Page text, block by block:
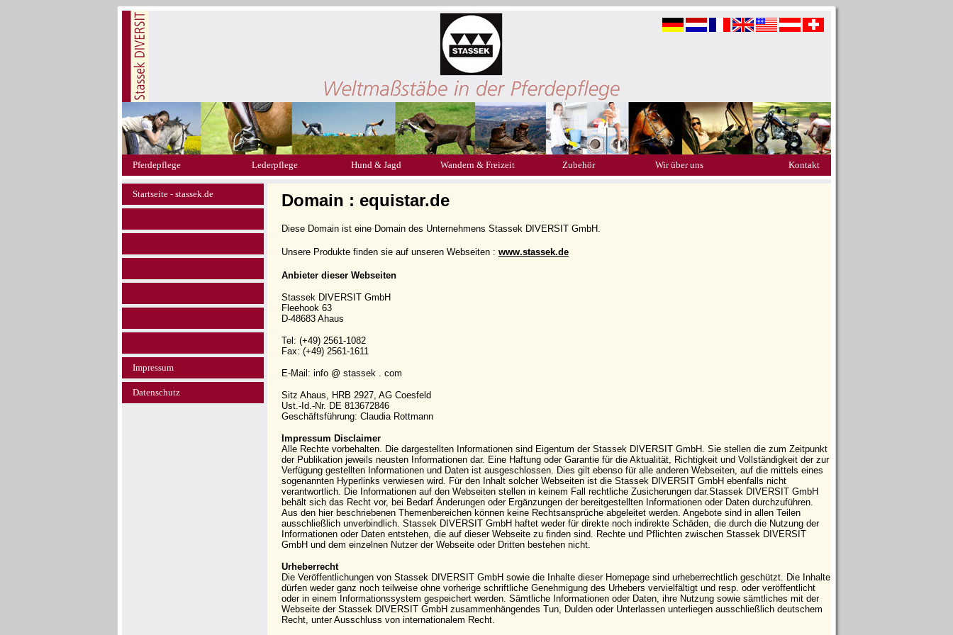
Pferdepflege Lederpflege Hund & Jagd Wandern & Freizeit Zubehör Wir über uns Kontakt
Startseite - stassek.de
Impressum
Datenschutz
Domain : equistar.de
Diese Domain ist eine Domain des Unternehmens Stassek DIVERSIT GmbH.
Unsere Produkte finden sie auf unseren Webseiten : www.stassek.de
Anbieter dieser Webseiten
Stassek DIVERSIT GmbH
Fleehook 63
D-48683 Ahaus
Tel: (+49) 2561-1082
Fax: (+49) 2561-1611
E-Mail: info @ stassek . com
Sitz Ahaus, HRB 2927, AG Coesfeld
Ust.-Id.-Nr. DE 813672846
Geschäftsführung: Claudia Rottmann
Impressum Disclaimer
Alle Rechte vorbehalten. Die dargestellten Informationen sind Eigentum der Stassek DIVERSIT GmbH. Sie stellen die zum Zeitpunkt
der Publikation jeweils neusten Informationen dar. Eine Haftung oder Garantie für die Aktualität, Richtigkeit und Vollständigkeit der zur
Verfügung gestellten Informationen und Daten ist ausgeschlossen. Dies gilt ebenso für alle anderen Webseiten, auf die mittels eines
sogenannten Hyperlinks verwiesen wird. Für den Inhalt solcher Webseiten ist die Stassek DIVERSIT GmbH ebenfalls nicht
verantwortlich. Die Informationen auf den Webseiten stellen in keinem Fall rechtliche Zusicherungen dar.Stassek DIVERSIT GmbH
behält sich das Recht vor, bei Bedarf Änderungen oder Ergänzungen der bereitgestellten Informationen oder Daten durchzuführen.
Aus den hier beschriebenen Themenbereichen können keine Rechtsansprüche abgeleitet werden. Angebote sind in allen Teilen
ausschließlich unverbindlich. Stassek DIVERSIT GmbH haftet weder für direkte noch indirekte Schäden, die durch die Nutzung der
Informationen oder Daten entstehen, die auf dieser Webseite zu finden sind. Rechte und Pflichten zwischen Stassek DIVERSIT
GmbH und dem einzelnen Nutzer der Webseite oder Dritten bestehen nicht.
Urheberrecht
Die Veröffentlichungen von Stassek DIVERSIT GmbH sowie die Inhalte dieser Homepage sind urheberrechtlich geschützt. Die Inhalte
dürfen weder ganz noch teilweise ohne vorherige schriftliche Genehmigung des Urhebers vervielfältigt und resp. oder veröffentlicht
oder in einem Informationssystem gespeichert werden. Sämtliche Informationen oder Daten, ihre Nutzung sowie sämtliches mit der
Webseite der Stassek DIVERSIT GmbH zusammenhängendes Tun, Dulden oder Unterlassen unterliegen ausschließlich deutschem
Recht, unter Ausschluss von internationalem Recht.